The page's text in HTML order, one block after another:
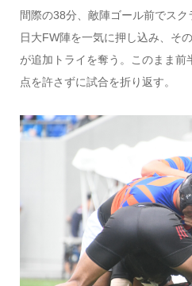
間際の38分、敵陣ゴール前でス
日大FW陣を一気に押し込み、そ
が追加トライを奪う。このまま
点を許さずに試合を折り返す。